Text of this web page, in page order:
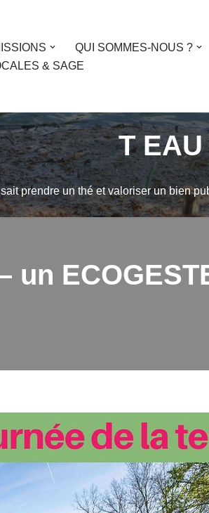
QUI SOMMES-NOUS ?
& SAGE
T
prendre un thé et valoriser un bien
un